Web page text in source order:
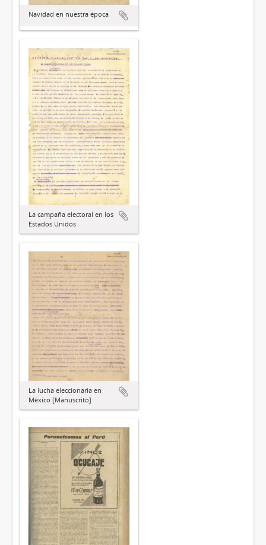
Navidad en nuestra época
La campaña electoral en los
Estados Unidos
La lucha eleccionaria en
México [Manuscrito]